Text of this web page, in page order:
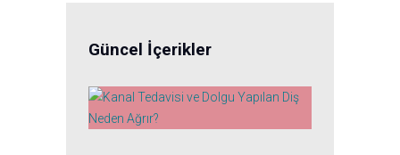
Güncel İçerikler